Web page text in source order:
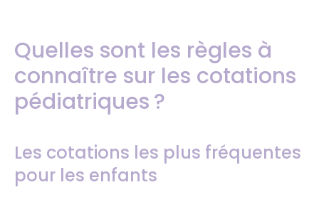
Quelles sont les règles à
connaître sur les cotations
pédiatriques ?
Les cotations les plus fréquentes
pour les enfants